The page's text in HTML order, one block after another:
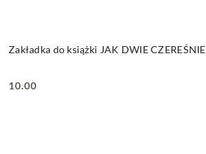
Zakładka do książki JAK DWIE CZEREŚNIE
Cena:
10.00